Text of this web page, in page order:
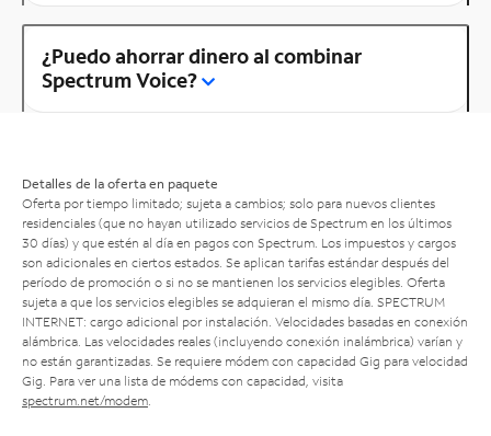
¿Puedo ahorrar dinero al combinar
Spectrum Voice?
Detalles de la oferta en paquete
Oferta por tiempo limitado; sujeta a cambios; solo para nuevos clientes
residenciales (que no hayan utilizado servicios de Spectrum en los últimos
30 días) y que estén al día en pagos con Spectrum. Los impuestos y cargos
son adicionales en ciertos estados. Se aplican tarifas estándar después del
período de promoción o si no se mantienen los servicios elegibles. Oferta
sujeta a que los servicios elegibles se adquieran el mismo día. SPECTRUM
INTERNET: cargo adicional por instalación. Velocidades basadas en conexión
alámbrica. Las velocidades reales (incluyendo conexión inalámbrica) varían y
no están garantizadas. Se requiere módem con capacidad Gig para velocidad
Gig. Para ver una lista de módems con capacidad, visita
spectrum.net/modem